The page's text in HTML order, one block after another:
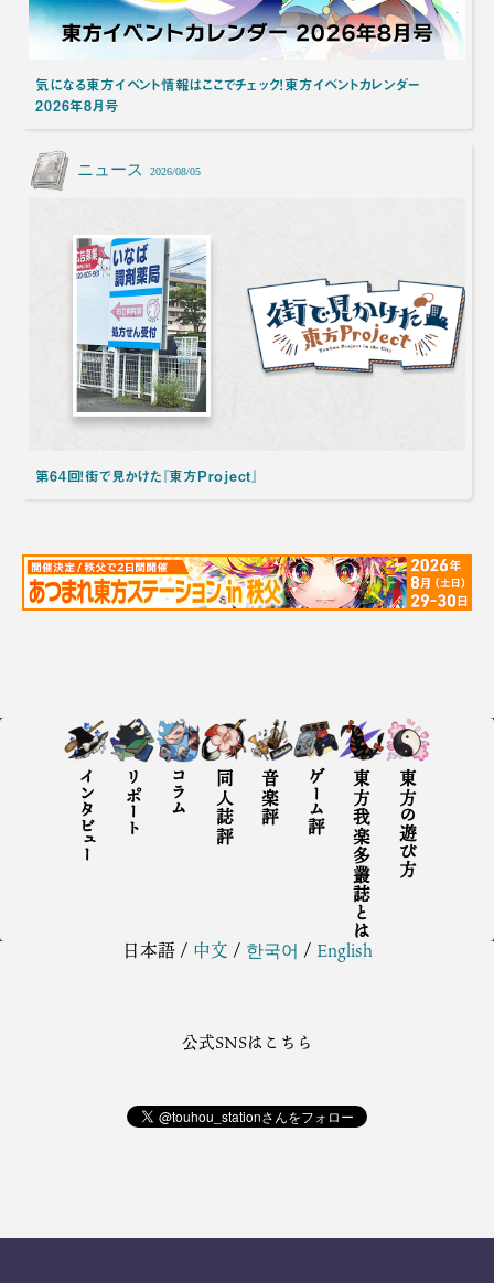
気になる東方イベント情報はここでチェック！東方イベントカレンダー
2026年8月号
ニュース 2026/08/05
第64回！街で見かけた『東方Project』
インタビュー リポート コラム 同人誌評 音楽評 ゲーム評 東方我楽多叢誌とは 東方の遊び方
日本語/ 中文 / 한국어 / English
公式SNSはこちら